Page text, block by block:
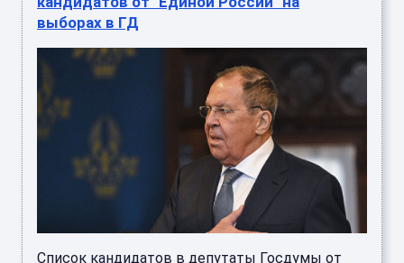
выборах в ГД
Список кандидатов в депутаты Госдумы от